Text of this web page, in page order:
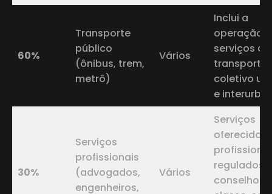
60%
Transporte
público
(ônibus, trem,
metrô)
Vários
Inclui a
operação
serviços de
transporte
coletivo
e
30%
Serviços
profissionais
(advogados,
engenheiros,
Vários
Serviços
oferecidos
regulados
conselhos